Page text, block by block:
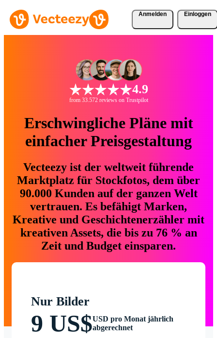
Anmelden Einloggen
4.9
from 33.572 reviews on Trustpilot
Erschwingliche Pläne mit
einfacher Preisgestaltung
Vecteezy ist der weltweit führende
Marktplatz für Stockfotos, dem über
90.000 Kunden auf der ganzen Welt
vertrauen. Es befähigt Marken,
Kreative und Geschichtenerzähler mit
kreativen Assets, die bis zu 76 % an
Zeit und Budget einsparen.
Nur Bilder
9 US$USD pro Monat jährlich
abgerechnet